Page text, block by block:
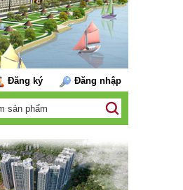
Đăng ký Đăng nhập